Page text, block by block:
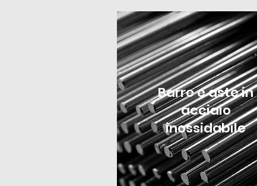
Barre e aste in
acciaio
inossidabile